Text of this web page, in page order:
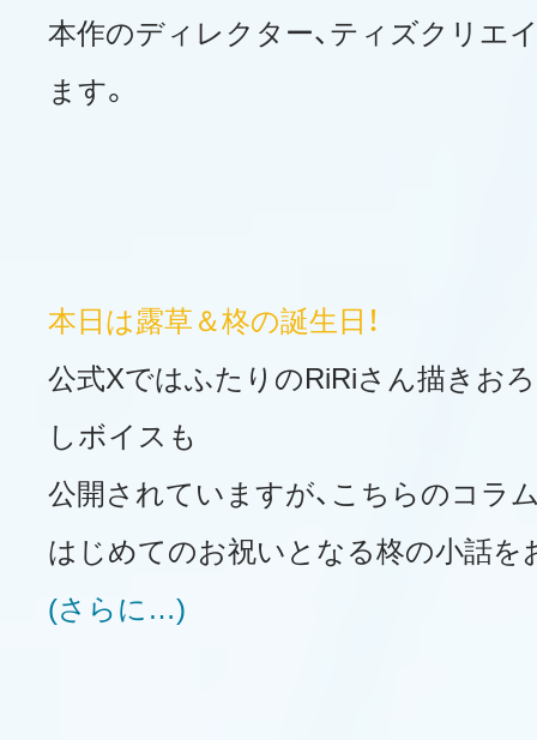
本作のディレクター、ティズクリエ
ます。
本日は露草＆柊の誕生日！
公式XではふたりのRiRiさん描きお
しボイスも
公開されていますが、こちらのコラ
はじめてのお祝いとなる柊の小話を
(さらに…)